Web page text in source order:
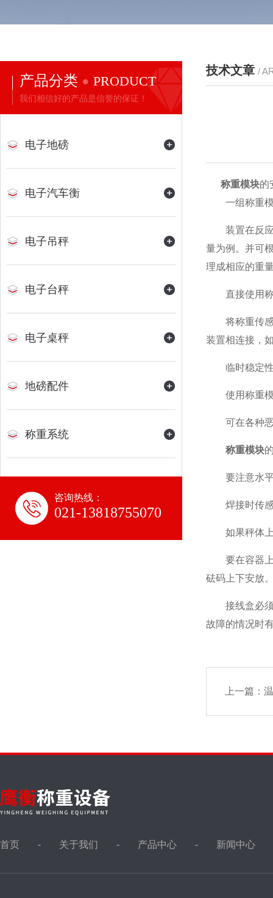
产品分类 PRODUCT
我们相信好的产品是信誉的保证！
电子地磅
电子汽车衡
电子吊秤
电子台秤
电子桌秤
地磅配件
称重系统
咨询热线：
021-13818755070
技术文章 /
称重模块的
一组称重模
装置在反应
量为例。并可
理成相应的重
直接使用称
将称重传感
装置相连接，
临时稳定性
使用称重模
可在各种恶
称重模块
要注意水平
焊接时传感
如果秤体上
要在容器上
砝码上下安放
接线盒必须
故障的情况时
上一篇：
首页 关于我们 产品中心 新闻中心